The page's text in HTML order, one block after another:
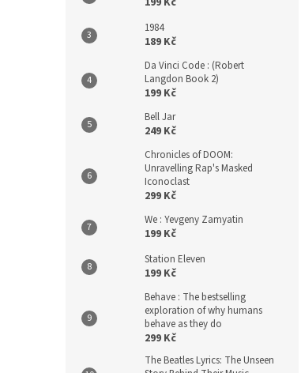
1984
189 Kč
Da Vinci Code : (Robert
Langdon Book 2)
199 Kč
Bell Jar
249 Kč
Chronicles of DOOM:
Unravelling Rap's Masked
Iconoclast
299 Kč
We : Yevgeny Zamyatin
199 Kč
Station Eleven
199 Kč
Behave : The bestselling
exploration of why humans
behave as they do
299 Kč
The Beatles Lyrics: The Unseen